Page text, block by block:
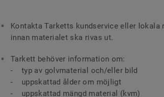
Kontakta Tarketts kundservice eller
innan materialet ska rivas ut.
Tarkett behöver information om:
- typ av golvmaterial och/eller bild
- uppskattad ålder om möjligt
- uppskattad mängd material (kvm)